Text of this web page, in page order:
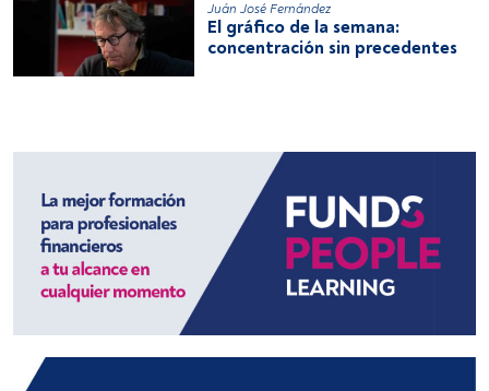
Juán José Fernández
El gráfico de la semana:
concentración sin precedentes